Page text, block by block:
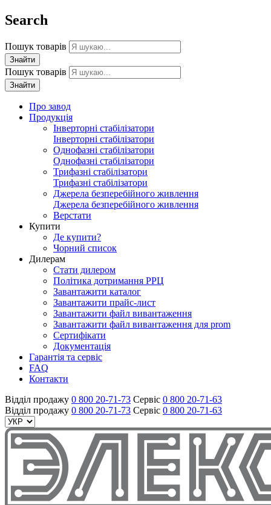
Search
Пошук товарів
Знайти
Пошук товарів
Знайти
Про завод
Продукція
Інверторні стабілізатори
Інверторні стабілізатори
Однофазні стабілізатори
Однофазні стабілізатори
Трифазні стабілізатори
Трифазні стабілізатори
Джерела безперебійного живлення
Джерела безперебійного живлення
Верстати
Купити
Де купити?
Чорний список
Дилерам
Стати дилером
Політика дотримання РРЦ
Завантажити каталог
Завантажити прайс-лист
Завантажити файл вивантаження
Завантажити файл вивантаження для prom
Сертифікати
Документація
Гарантія та сервіс
FAQ
Контакти
Відділ продажу 0 800 20-71-73 Сервіс 0 800 20-71-63
Відділ продажу 0 800 20-71-73 Сервіс 0 800 20-71-63